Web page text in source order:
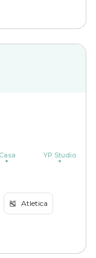
Casa YP Studio
🎽 Atletica